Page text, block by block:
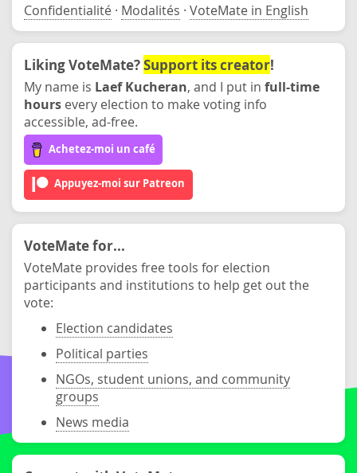
Confidentialité · Modalités · VoteMate in English
Liking VoteMate?Support its creator!
My name is Laef Kucheran, and I put in full-time
hours every election to make voting info
accessible, ad-free.
Achetez-moi un café
Appuyez-moi sur Patreon
VoteMate for...
VoteMate provides free tools for election
participants and institutions to help get out the
vote:
Election candidates
Political parties
NGOs, student unions, and community
groups
News media